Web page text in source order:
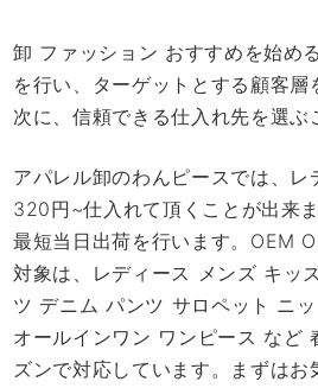
卸 ファッション おすすめを始め
を行い、ターゲットとする顧客層
次に、信頼できる仕入れ先を選ぶ
アパレル卸のわんピースでは、レ
320円~仕入れて頂くことが出来
最短当日出荷を行います。OEM
対象は、レディース メンズ キッ
ツ デニム パンツ サロペット ニ
オールインワン ワンピース など
ズンで対応しています。まずはお